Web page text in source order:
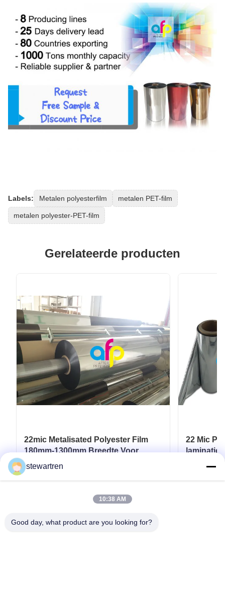
Labels: Metalen polyesterfilm metalen PET-film
metalen polyester-PET-film
Gerelateerde producten
22mic Metalisated Polyester Film
180mm-1300mm Breedte Voor
papier / karton
22 Mic
laminatie
SGS-
stewartren
10:38 AM
Good day, what product are you looking for?